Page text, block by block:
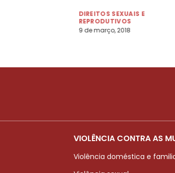
DIREITOS SEXUAIS E
REPRODUTIVOS
9 de março, 2018
VIOLÊNCIA CONTRA AS
Violência doméstica e